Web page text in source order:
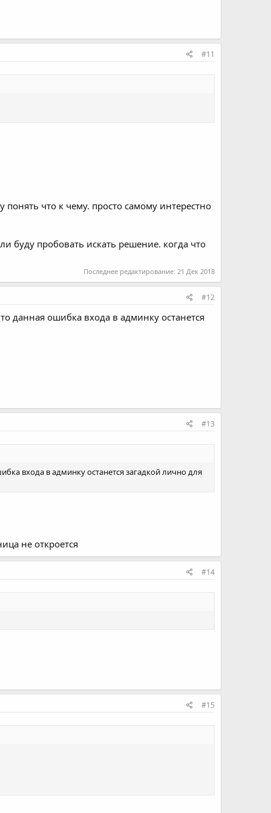
#11
что к чему. просто самому интерестно
буду пробовать искать решение. когда что
Последнее редактирование: 21 Дек 2018
#12
данная ошибка входа в админку останется
#13
входа в админку останется загадкой лично для
не откроется
#14
#15